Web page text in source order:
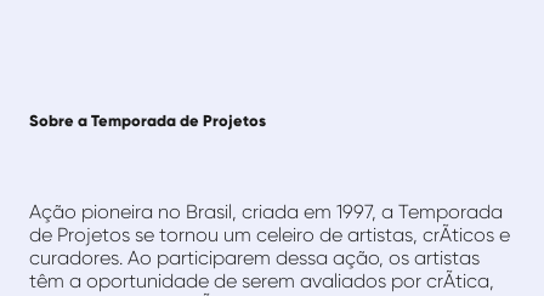
Sobre a Temporada de Projetos
Ação pioneira no Brasil, criada em 1997, a Temporada
de Projetos se tornou um celeiro de artistas, crÃ­ticos e
curadores. Ao participarem dessa ação, os artistas
têm a oportunidade de serem avaliados por crÃ­tica,